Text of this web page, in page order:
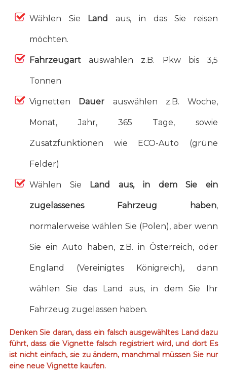
Wählen Sie Landaus, in das Sie reisen
möchten.
Fahrzeugartauswählen z.B. Pkw bis 3,5
Tonnen
Vignetten Dauer auswählen z.B. Woche,
Monat, Jahr, 365 Tage, sowie
Zusatzfunktionen wie ECO-Auto (grüne
Felder)
Wählen Sie Land aus, in dem Sie ein
zugelassenes Fahrzeug haben,
normalerweise wählen Sie (Polen), aber wenn
Sie ein Auto haben, z.B. in Österreich, oder
England (Vereinigtes Königreich), dann
wählen Sie das Land aus, in dem Sie Ihr
Fahrzeug zugelassen haben.
Denken Sie daran, dass ein falsch ausgewähltes Land dazu
führt, dass die Vignette falsch registriert wird, und dort Es
ist nicht einfach, sie zu ändern, manchmal müssen Sie nur
eine neue Vignette kaufen.